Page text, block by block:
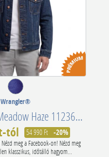
Wrangler®
Classic Jacket Meadow Haze 112362651
tól 54 990 Ft -20%
meg a Facebook-on! Nézd meg
klasszikus, időtálló hagyom...